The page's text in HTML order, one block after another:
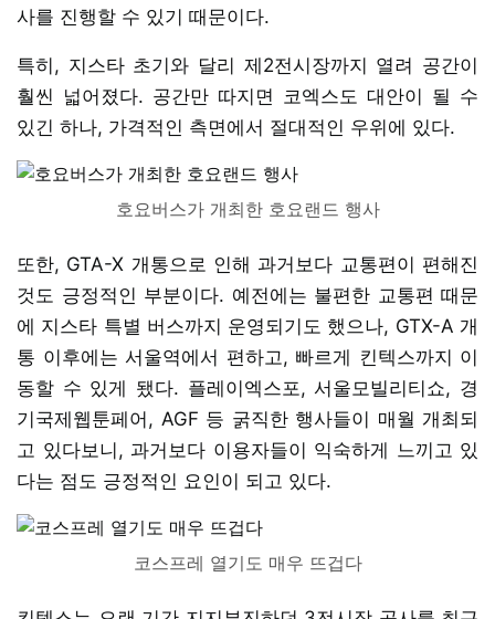
사를 진행할 수 있기 때문이다.
특히, 지스타 초기와 달리 제2전시장까지 열려 공간이
훨씬 넓어졌다. 공간만 따지면 코엑스도 대안이 될 수
있긴 하나, 가격적인 측면에서 절대적인 우위에 있다.
호요버스가 개최한 호요랜드 행사
또한, GTA-X 개통으로 인해 과거보다 교통편이 편해진
것도 긍정적인 부분이다. 예전에는 불편한 교통편 때문
에 지스타 특별 버스까지 운영되기도 했으나, GTX-A 개
통 이후에는 서울역에서 편하고, 빠르게 킨텍스까지 이
동할 수 있게 됐다. 플레이엑스포, 서울모빌리티쇼, 경
기국제웹툰페어, AGF 등 굵직한 행사들이 매월 개최되
고 있다보니, 과거보다 이용자들이 익숙하게 느끼고 있
다는 점도 긍정적인 요인이 되고 있다.
코스프레 열기도 매우 뜨겁다